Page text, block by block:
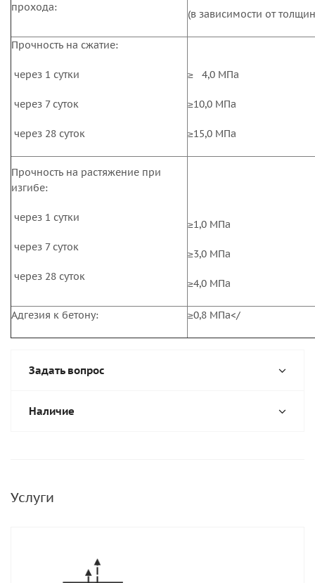
прохода:
(в зависимости от
Прочность на сжатие:
через 1 сутки
через 7 суток
через 28 суток
≥ 4,0 МПа
≥10,0 МПа
≥15,0 МПа
Прочность на растяжение при
изгибе:
через 1 сутки
через 7 суток
через 28 суток
≥1,0 МПа
≥3,0 МПа
≥4,0 МПа
Адгезия к бетону: ≥0,8 МПа</
Задать вопрос
Наличие
Услуги